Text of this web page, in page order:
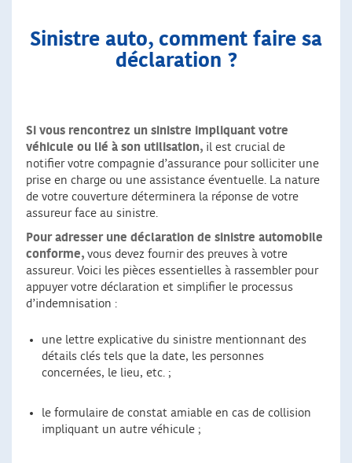
Sinistre auto, comment faire sa
déclaration ?
Si vous rencontrez un sinistre impliquant votre
véhicule ou lié à son utilisation, il est crucial de
notifier votre compagnie d’assurance pour solliciter une
prise en charge ou une assistance éventuelle. La nature
de votre couverture déterminera la réponse de votre
assureur face au sinistre.
Pour adresser une déclaration de sinistre automobile
conforme, vous devez fournir des preuves à votre
assureur. Voici les pièces essentielles à rassembler pour
appuyer votre déclaration et simplifier le processus
d’indemnisation :
une lettre explicative du sinistre mentionnant des
détails clés tels que la date, les personnes
concernées, le lieu, etc. ;
le formulaire de constat amiable en cas de collision
impliquant un autre véhicule ;